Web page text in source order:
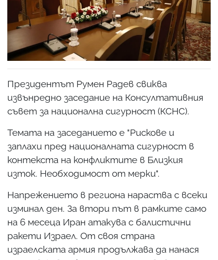
Президентът Румен Радев свиква
извънредно заседание на Консултативния
съвет за национална сигурност (КСНС).
Темата на заседанието е "Рискове и
заплахи пред националната сигурност в
контекста на конфликтите в Близкия
изток. Необходимост от мерки".
Напрежението в региона нараства с всеки
изминал ден. За втори път в рамките само
на 6 месеца Иран атакува с балистични
ракети Израел. От своя страна
израелската армия продължава да нанася